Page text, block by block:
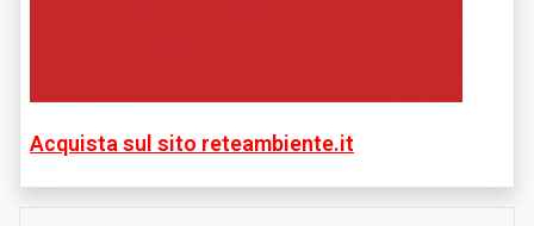
Acquista sul sito reteambiente.it